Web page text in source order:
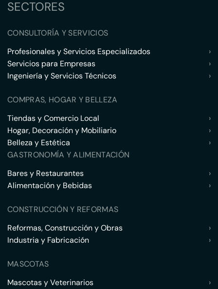
SECTORES
CONSULTORÍA Y SERVICIOS
Profesionales y Servicios Especializados
›
Servicios para Empresas
›
Ingeniería y Servicios Técnicos
›
COMPRAS, HOGAR Y BELLEZA
Tiendas y Comercio Local
›
Hogar, Decoración y Mobiliario
›
Belleza y Estética
›
GASTRONOMÍA Y ALIMENTACIÓN
Bares y Restaurantes
›
Alimentación y Bebidas
›
CONSTRUCCIÓN Y REFORMAS
Reformas, Construcción y Obras
›
Industria y Fabricación
›
MASCOTAS
Mascotas y Veterinarios
›